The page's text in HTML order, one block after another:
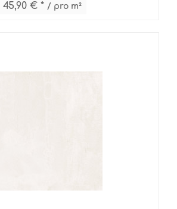
45,90 € * / pro m²